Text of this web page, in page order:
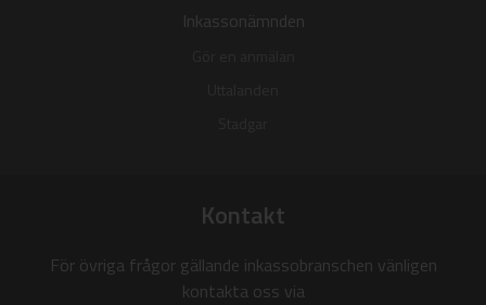
Inkassonämnden
Kontakt
För övriga frågor gällande inkassobranschen vänligen
kontakta oss via